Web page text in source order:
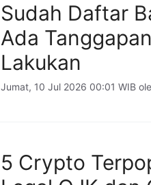
Sudah Daftar
Ada
Lakukan
Jumat, 10 Jul 2026 00:01 WIB
5 Crypto